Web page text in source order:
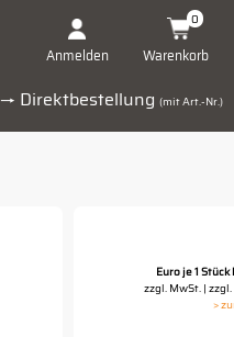
Anmelden Warenkorb
0
→ Direktbestellung (mit Art.-Nr.)
Euro je 1
zzgl. MwSt. |
>